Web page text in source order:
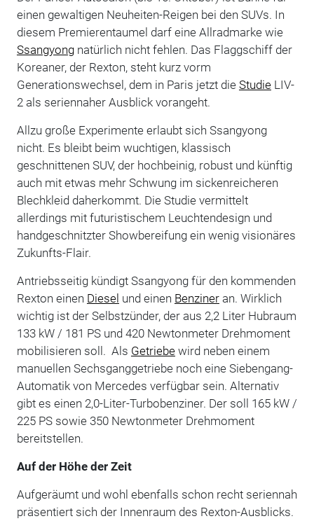
einen gewaltigen Neuheiten-Reigen bei den SUVs. In
diesem Premierentaumel darf eine Allradmarke wie
Ssangyongnatürlich nicht fehlen. Das Flaggschiff der
Koreaner, der Rexton, steht kurz vorm
Generationswechsel, dem in Paris jetzt die StudieLIV-
2 als seriennaher Ausblick vorangeht.
Allzu große Experimente erlaubt sich Ssangyong
nicht. Es bleibt beim wuchtigen, klassisch
geschnittenen SUV, der hochbeinig, robust und künftig
auch mit etwas mehr Schwung im sickenreicheren
Blechkleid daherkommt. Die Studie vermittelt
allerdings mit futuristischem Leuchtendesign und
handgeschnitzter Showbereifung ein wenig visionäres
Zukunfts-Flair.
Antriebsseitig kündigt Ssangyong für den kommenden
Rexton einen Diesel und einen Benzineran. Wirklich
wichtig ist der Selbstzünder, der aus 2,2 Liter Hubraum
133 kW / 181 PS und 420 Newtonmeter Drehmoment
mobilisieren soll. Als Getriebewird neben einem
manuellen Sechsganggetriebe noch eine Siebengang-
Automatik von Mercedes verfügbar sein. Alternativ
gibt es einen 2,0-Liter-Turbobenziner. Der soll 165 kW /
225 PS sowie 350 Newtonmeter Drehmoment
bereitstellen.
Auf der Höhe der Zeit
Aufgeräumt und wohl ebenfalls schon recht seriennah
präsentiert sich der Innenraum des Rexton-Ausblicks.